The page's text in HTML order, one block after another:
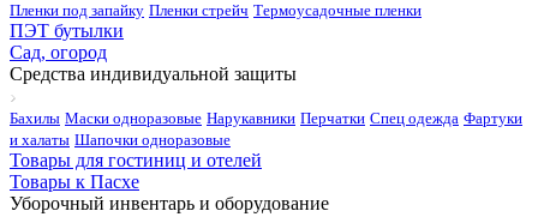
Пленки под запайку Пленки стрейч Термоусадочные пленки
ПЭТ бутылки
Сад, огород
Средства индивидуальной защиты
Бахилы Маски одноразовые Нарукавники Перчатки Спец одежда Фартуки
и халаты Шапочки одноразовые
Товары для гостиниц и отелей
Товары к Пасхе
Уборочный инвентарь и оборудование